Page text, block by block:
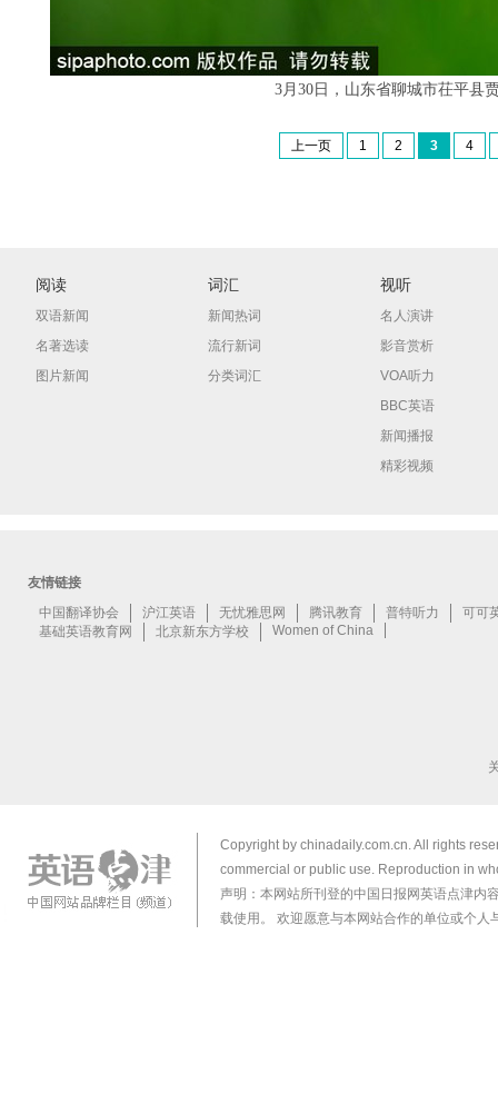
3月30日，山东省聊城市茌平县
上一页 1 2 3 4
阅读
双语新闻
名著选读
图片新闻
词汇
新闻热词
流行新词
分类词汇
视听
名人演讲
影音赏析
VOA听力
BBC英语
新闻播报
精彩视频
Copyright by chinadaily.com.cn. All rights
commercial or public use. Reproduction in
声明：本网站所刊登的中国日报网英语点津内
载使用。 欢迎愿意与本网站合作的单位或个人